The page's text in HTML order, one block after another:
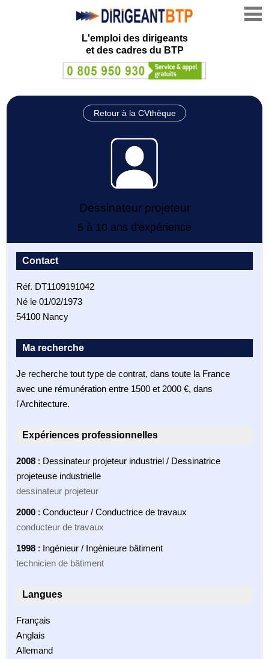
L'emploi des dirigeants
et des cadres du BTP
Retour à la CVthèque
Dessinateur projeteur
5 à 10 ans d'expérience
Contact
Réf. DT1109191042
Né le 01/02/1973
54100 Nancy
Ma recherche
Je recherche tout type de contrat, dans toute la France
avec une rémunération entre 1500 et 2000 €, dans
l'Architecture.
Expériences professionnelles
2008 : Dessinateur projeteur industriel / Dessinatrice
projeteuse industrielle
dessinateur projeteur
2000 : Conducteur / Conductrice de travaux
conducteur de travaux
1998 : Ingénieur / Ingénieure bâtiment
technicien de bâtiment
Langues
Français
Anglais
Allemand